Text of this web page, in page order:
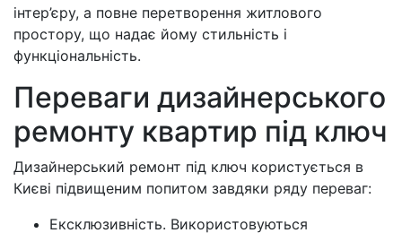
інтер’єру, а повне перетворення житлового
простору, що надає йому стильність і
функціональність.
Переваги дизайнерського
ремонту квартир під ключ
Дизайнерський ремонт під ключ користується в
Києві підвищеним попитом завдяки ряду переваг:
Ексклюзивність. Використовуються